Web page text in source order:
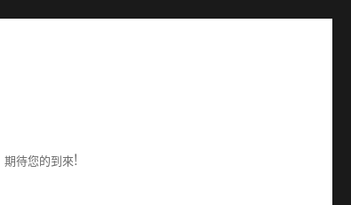
期待您的到來!